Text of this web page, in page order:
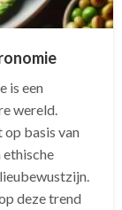
is een
wereld.
op basis van
deze trend